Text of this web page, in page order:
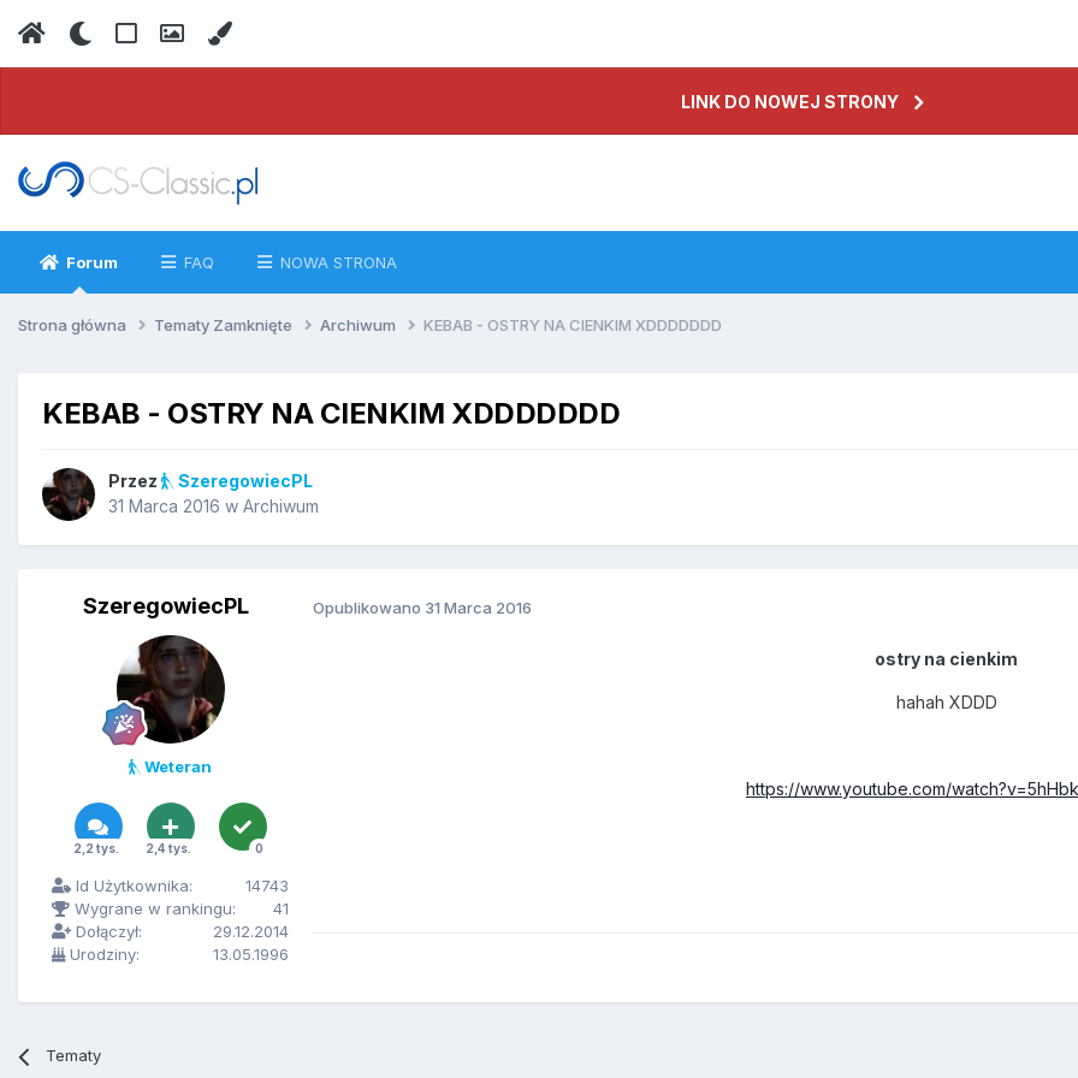
LINK DO NOWEJ STRONY
Forum FAQ NOWA STRONA
Strona główna Tematy Zamknięte Archiwum KEBAB - OSTRY NA CIENKIM XDDDDDDD
KEBAB - OSTRY NA CIENKIM XDDDDDDD
Przez
SzeregowiecPL
31 Marca 2016 w Archiwum
SzeregowiecPL
Weteran
2,2 tys. 2,4 tys. 0
Id Użytkownika:
14743
Wygrane w rankingu:
41
Dołączył:
29.12.2014
Urodziny:
13.05.1996
Opublikowano 31 Marca 2016
ostry na cienkim
hahah XDDD
https://www.youtube.com/
Tematy